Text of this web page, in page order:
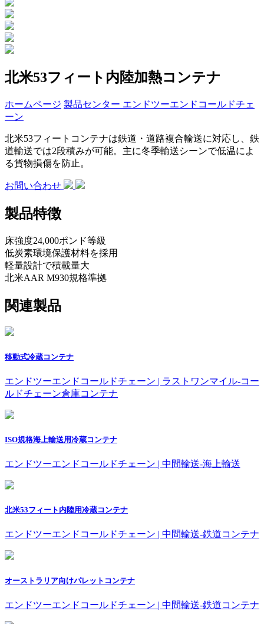
北米53フィート内陸加熱コンテナ
ホームページ 製品センター エンドツーエンドコールドチェ
ーン
北米53フィートコンテナは鉄道・道路複合輸送に対応し、鉄
道輸送では2段積みが可能。主に冬季輸送シーンで低温によ
る貨物損傷を防止。
お問い合わせ
製品特徴
床強度24,000ポンド等級
低炭素環境保護材料を採用
軽量設計で積載量大
北米AAR M930規格準拠
関連製品
移動式冷蔵コンテナ
エンドツーエンドコールドチェーン | ラストワンマイル-コー
ルドチェーン倉庫コンテナ
ISO規格海上輸送用冷蔵コンテナ
エンドツーエンドコールドチェーン | 中間輸送-海上輸送
北米53フィート内陸用冷蔵コンテナ
エンドツーエンドコールドチェーン | 中間輸送-鉄道コンテナ
オーストラリア向けパレットコンテナ
エンドツーエンドコールドチェーン | 中間輸送-鉄道コンテナ